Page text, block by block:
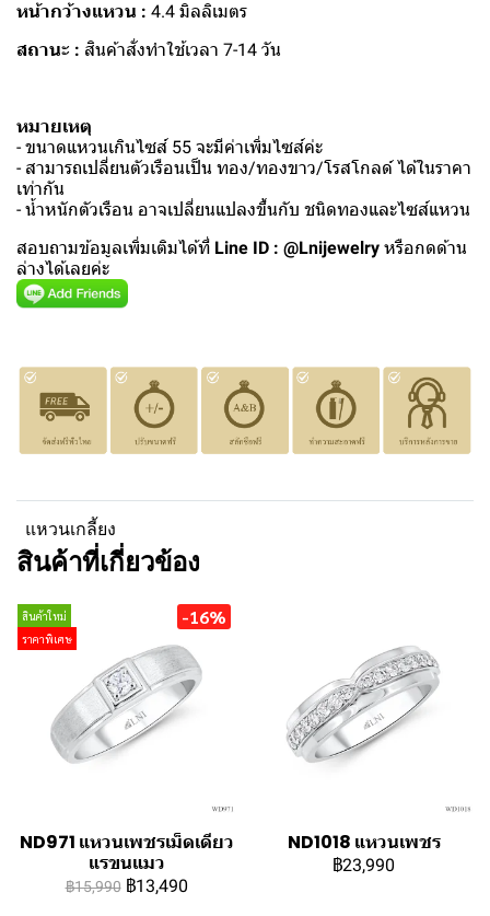
หน้ากว้างแหวน : 4.4 มิลลิเมตร
สถานะ : สินค้าสั่งทำใช้เวลา 7-14 วัน
หมายเหตุ
- ขนาดแหวนเกินไซส์ 55 จะมีค่าเพิ่มไซส์ค่ะ
- สามารถเปลี่ยนตัวเรือนเป็น ทอง/ทองขาว/โรสโกลด์ ได้ในราคา
เท่ากัน
- น้ำหนักตัวเรือน อาจเปลี่ยนแปลงขึ้นกับ ชนิดทองและไซส์แหวน
สอบถามข้อมูลเพิ่มเติมได้ที่ Line ID : @Lnijewelry หรือกดด้าน
ล่างได้เลยค่ะ
แหวนเกลี้ยง
สินค้าที่เกี่ยวข้อง
สินค้าใหม่
ราคาพิเศษ
-16%
ND971 แหวนเพชรเม็ดเดียว
แรขนแมว
฿15,990 ฿13,490
ND1018 แหวนเพชร
฿23,990